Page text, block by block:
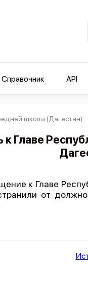
Справочник API
школы (Дагестан)
Главе
к Главе
от